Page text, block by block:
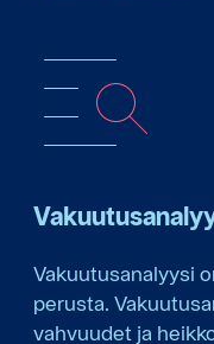
Vakuutusanalyysi
perusta.
vahvuudet ja